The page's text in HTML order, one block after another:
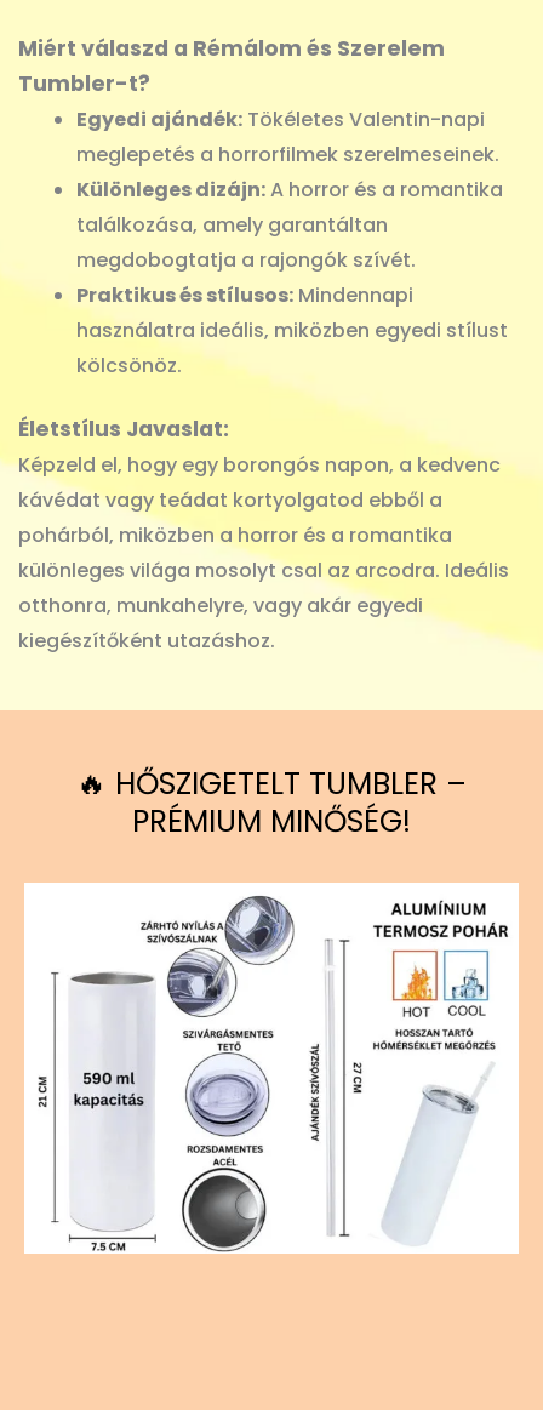
Miért válaszd a Rémálom és Szerelem
Tumbler-t?
Egyedi ajándék: Tökéletes Valentin-napi
meglepetés a horrorfilmek szerelmeseinek.
Különleges dizájn:A horror és a romantika
találkozása, amely garantáltan
megdobogtatja a rajongók szívét.
Praktikus és stílusos: Mindennapi
használatra ideális, miközben egyedi stílust
kölcsönöz.
Életstílus Javaslat:
Képzeld el, hogy egy borongós napon, a kedvenc
kávédat vagy teádat kortyolgatod ebből a
pohárból, miközben a horror és a romantika
különleges világa mosolyt csal az arcodra. Ideális
otthonra, munkahelyre, vagy akár egyedi
kiegészítőként utazáshoz.
🔥 HŐSZIGETELT TUMBLER –
PRÉMIUM MINŐSÉG!